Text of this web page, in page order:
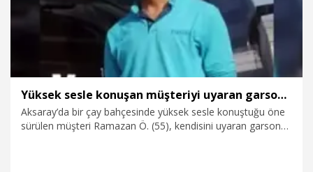
Yüksek sesle konuşan müşteriyi uyaran garson, bıçakla ağır yaralandı
Aksaray’da bir çay bahçesinde yüksek sesle konuştuğu öne
sürülen müşteri Ramazan Ö. (55), kendisini uyaran garson